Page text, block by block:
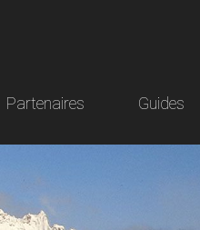
Partenaires Guides